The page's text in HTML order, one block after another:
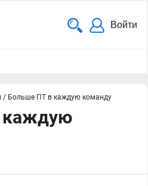
Войти
/ Больше ПТ в каждую команду
каждую